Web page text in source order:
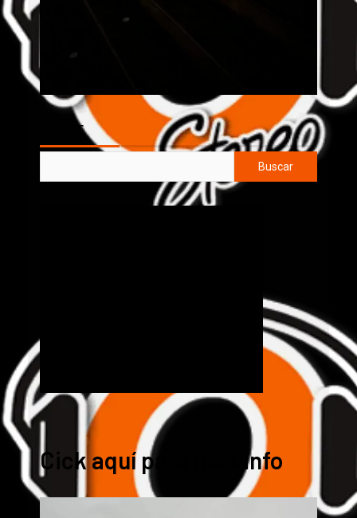
AL AIRE
Buscar
Cick aquí para mas info